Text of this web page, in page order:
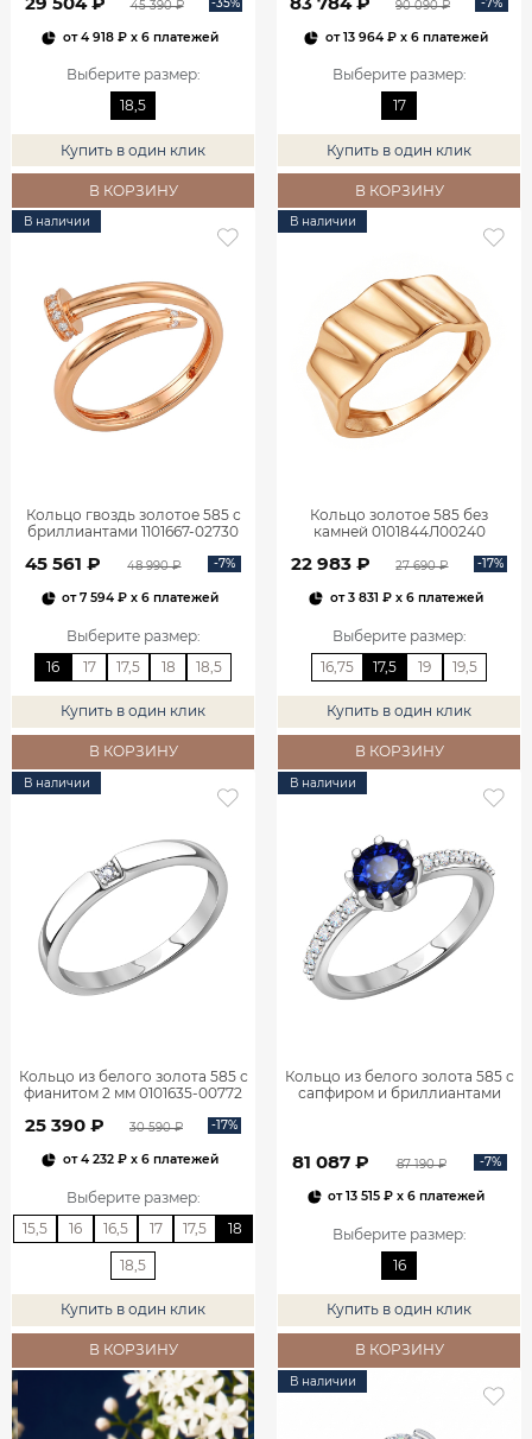
45 390 ₽
от4 918 ₽x 6 платежей
Выберите размер:
18,5
Купить в один клик
В КОРЗИНУ
90 090 ₽
от13 964 ₽x 6 платежей
Выберите размер:
17
Купить в один клик
В КОРЗИНУ
В наличии
Кольцо гвоздь золотое 585 с
бриллиантами 1101667-02730
45 561 ₽ 48 990 ₽ -7%
от7 594 ₽ x 6 платежей
Выберите размер:
16
17 17,5 18 18,5
Купить в один клик
В КОРЗИНУ
В наличии
Кольцо золотое 585 без
камней 0101844Л00240
22 983 ₽ 27 690 ₽ -17%
от3 831 ₽x 6 платежей
Выберите размер:
16,75
17,5 19 19,5
Купить в один клик
В КОРЗИНУ
В наличии
Кольцо из белого золота 585 с
фианитом 2 мм 0101635-00772
25 390 ₽ 30 590 ₽ -17%
от4 232 ₽x 6 платежей
Выберите размер:
15,5
16 16,5 17 17,5 18
18,5
Купить в один клик
В КОРЗИНУ
В наличии
Кольцо из белого золота 585 с
сапфиром и бриллиантами
81 087 ₽ 87 190 ₽ -7%
от13 515 ₽ x 6 платежей
Выберите размер:
16
Купить в один клик
В КОРЗИНУ
В наличии